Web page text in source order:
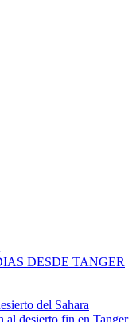
DESDE TANGER
del Sahara
al desierto fin en Tanger